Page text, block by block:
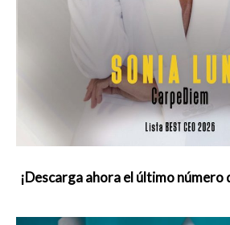
¡Descarga ahora el último